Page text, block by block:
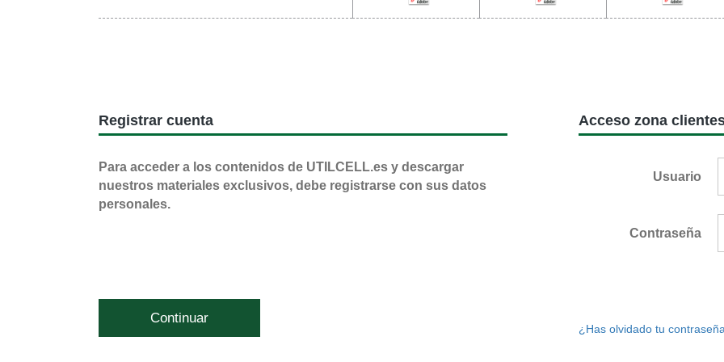
Registrar cuenta
Para acceder a los contenidos de UTILCELL.es y descargar
nuestros materiales exclusivos, debe registrarse con sus datos
personales.
Continuar
Acceso zona
Usuario
Contraseña
¿Has olvidado tu